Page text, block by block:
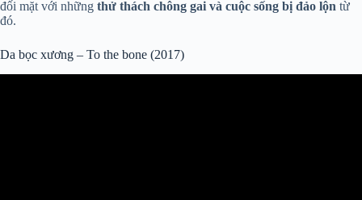
đối mặt với những thử thách chông gai và cuộc sống bị đảo lộn từ
đó.
Da bọc xương – To the bone (2017)